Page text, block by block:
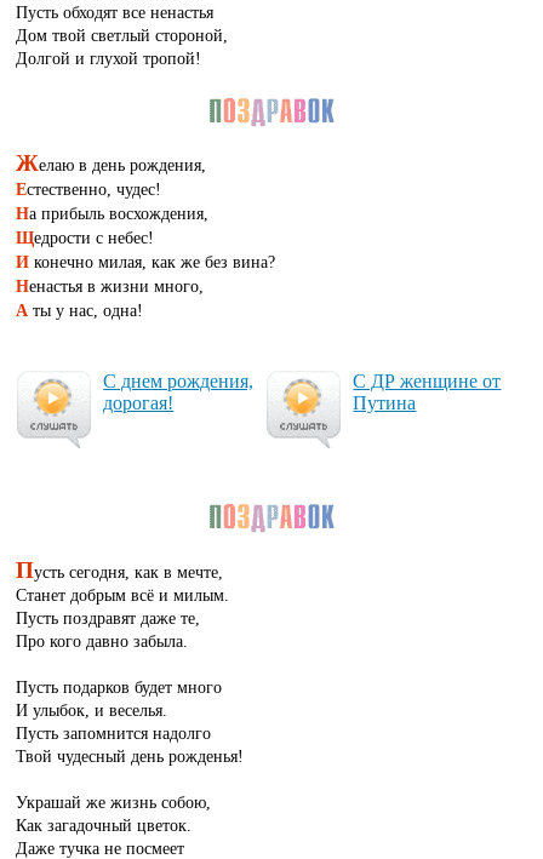
Пусть обходят все ненастья
Дом твой светлый стороной,
Долгой и глухой тропой!
Желаю в день рождения,
Естественно, чудес!
На прибыль восхождения,
Щедрости с небес!
И конечно милая, как же без вина?
Ненастья в жизни много,
А ты у нас, одна!
С днем рож­де­ния,
до­ро­гая!
С ДР жен­щи­не от
Пy­ти­на
Пусть сегодня, как в мечте,
Станет добрым всё и милым.
Пусть поздравят даже те,
Про кого давно забыла.
Пусть подарков будет много
И улыбок, и веселья.
Пусть запомнится надолго
Твой чудесный день рожденья!
Украшай же жизнь собою,
Как загадочный цветок.
Даже тучка не посмеет